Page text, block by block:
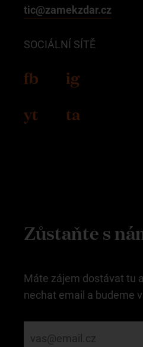
tic@zamekzdar.cz
SOCIÁLNÍ SÍTĚ
fb
ig
yt
ta
Zůstaňte s
Máte zájem dostávat tu
nechat email a budeme